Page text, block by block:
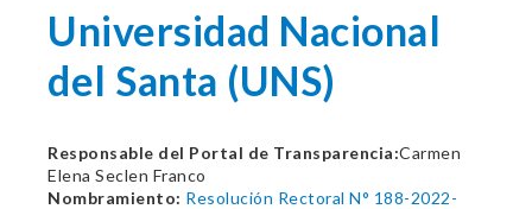
Universidad Nacional
del Santa (UNS)
Responsable del Portal de Transparencia:Carmen
Elena Seclen Franco
Nombramiento: Resolución Rectoral N° 188-2022-